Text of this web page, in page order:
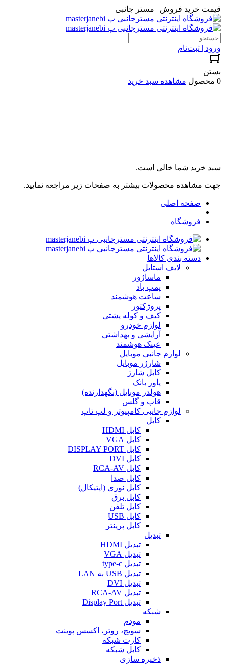
قیمت خرید فروش | مستر جانبی
ورود | ثبت‌نام
بستن
0 محصول
مشاهده سبد خرید
سبد خرید شما خالی است.
جهت مشاهده محصولات بیشتر به صفحات زیر مراجعه نمایید.
صفحه اصلی
فروشگاه
دسته بندی کالاها
لایف استایل
ماساژور
پمپ باد
ساعت هوشمند
پروژکتور
کیف و کوله پشتی
لوازم خودرو
آرایشی و بهداشتی
عینک هوشمند
لوازم جانبی موبایل
شارژر موبایل
کابل شارژ
پاور بانک
هولدر موبایل (نگهدارنده)
قاب و گلس
لوازم جانبی کامپیوتر و لپ تاپ
کابل
کابل HDMI
کابل VGA
کابل DISPLAY PORT
کابل DVI
کابل RCA-AV
کابل صدا
کابل نوری (اپتیکال)
کابل برق
کابل تلفن
کابل USB
کابل پرینتر
تبدیل
تبدیل HDMI
تبدیل VGA
تبدیل type-c
تبدیل USB به LAN
تبدیل DVI
تبدیل RCA-AV
تبدیل Display Port
شبکه
مودم
سویچ، روتر، اکسس پوینت
کارت شبکه
کابل شبکه
ذخیره سازی